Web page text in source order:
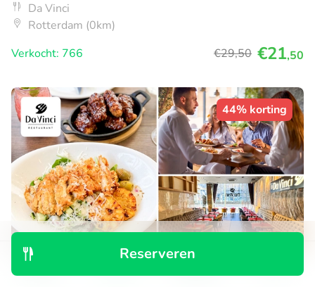
Reserveren
Da Vinci
Rotterdam (0km)
Verkocht: 766
€29,50 €21,50
44% korting